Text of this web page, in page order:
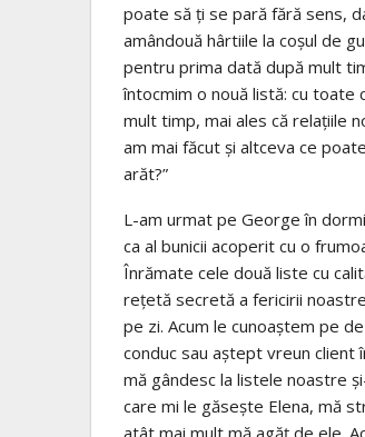
poate să ţi se pară fără sens,
amândouă hârtiile la coşul de
pentru prima dată după mult
întocmim o nouă listă: cu toate
mult timp, mai ales că relaţiile
am mai făcut şi altceva ce
arăt?”
L-am urmat pe George în
ca al bunicii acoperit cu o
Înrămate cele două liste cu
reţetă secretă a fericirii
pe zi. Acum le cunoaştem pe
conduc sau aştept vreun client
mă gândesc la listele noastre
care mi le găseşte Elena, mă
atât mai mult mă agăţ de ele.